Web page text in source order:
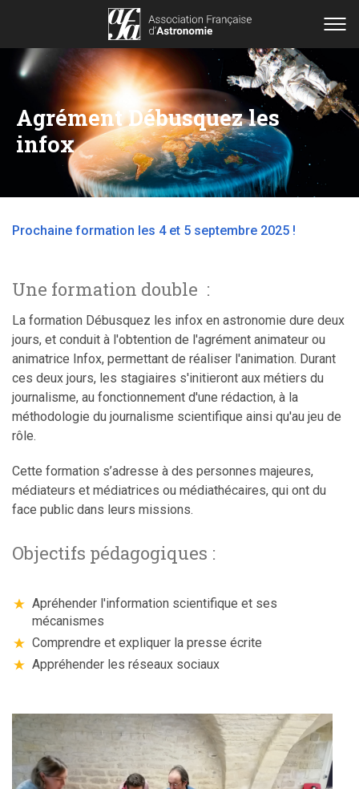
Agrément Débusquez les
infox
Prochaine formation les 4 et 5 septembre 2025 !
Une formation double :
La formation Débusquez les infox en astronomie dure deux
jours, et conduit à l'obtention de l'agrément animateur ou
animatrice Infox, permettant de réaliser l'animation. Durant
ces deux jours, les stagiaires s'initieront aux métiers du
journalisme, au fonctionnement d'une rédaction, à la
méthodologie du journalisme scientifique ainsi qu'au jeu de
rôle.
Cette formation s’adresse à des personnes majeures,
médiateurs et médiatrices ou médiathécaires, qui ont du
face public dans leurs missions.
Objectifs pédagogiques :
Apréhender l'information scientifique et ses
mécanismes
Comprendre et expliquer la presse écrite
Appréhender les réseaux sociaux